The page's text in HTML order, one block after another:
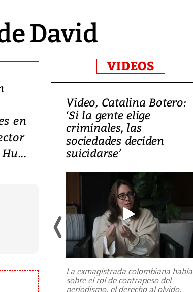
David
en
VIDEOS
una
Video, Catalina Botero:
‘Si la gente elige
criminales, las
sociedades deciden
suicidarse’
La exmagistrada colombiana habla
sobre el rol de contrapeso del
periodismo, el derecho al olvido,